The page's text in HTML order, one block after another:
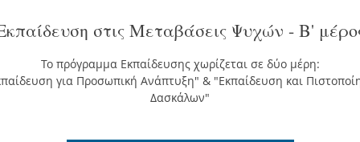
στις Μεταβάσεις Ψυχών - Β'
Το πρόγραμμα Εκπαίδευσης χωρίζεται σε δύο μέρη:
για Προσωπική Ανάπτυξη" & "Εκπαίδευση και
Δασκάλων"